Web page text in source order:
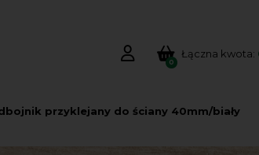
0
Łączna kwota:
przyklejany do ściany 40mm/biały